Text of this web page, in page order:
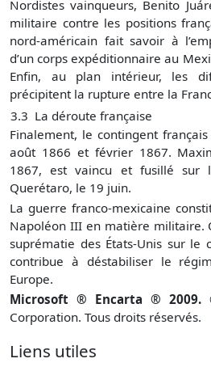
Nordistes vainqueurs, Benito
militaire contre les positions
nord-américain fait savoir à
d’un corps expéditionnaire au
Enfin, au plan intérieur, les
précipitent la rupture entre la
3.3 La déroute française
Finalement, le contingent
août 1866 et février 1867.
1867, est vaincu et fusillé sur
Querétaro, le 19 juin.
La guerre franco-mexicaine
Napoléon III en matière militaire.
suprématie des États-Unis sur le
contribue à déstabiliser le
Europe.
Microsoft ® Encarta ® 2009.
Corporation. Tous droits réservés.
Liens utiles